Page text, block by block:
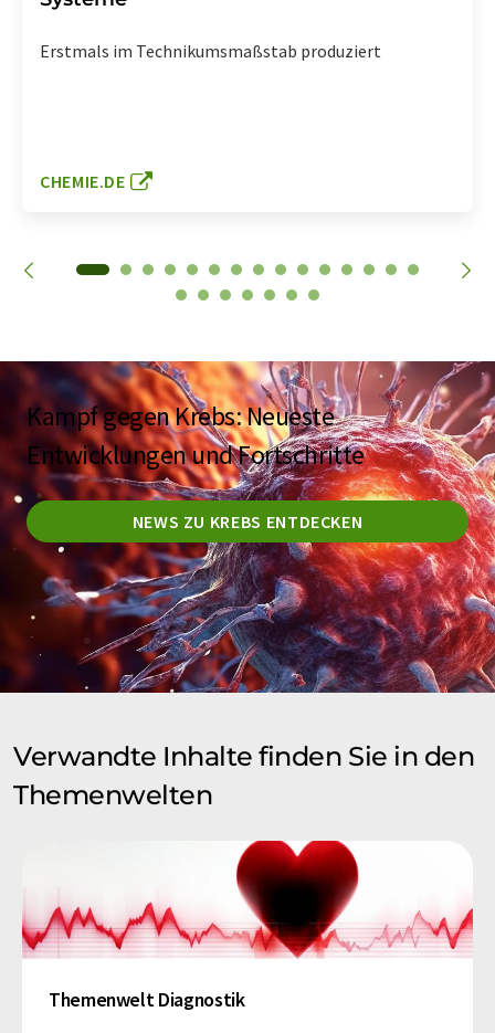
Erstmals im Technikumsmaßstab produziert
CHEMIE.DE
Kampf gegen Krebs: Neueste
Entwicklungen und Fortschritte
NEWS ZU KREBS ENTDECKEN
Verwandte Inhalte finden Sie in den
Themenwelten
Themenwelt Diagnostik